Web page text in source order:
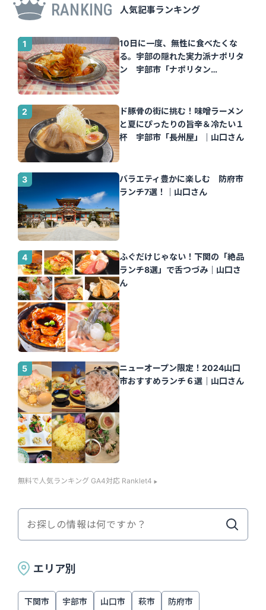
RANKING 人気記事ランキング
10日に一度、無性に食べたくな
る。宇部の隠れた実力派ナポリタ
ン 宇部市「ナポリタン
ド豚骨の街に挑む！味噌ラーメン
と夏にぴったりの旨辛＆冷たい１
杯 宇部市「長州屋」｜山口さん
バラエティ豊かに楽しむ 防府市
ランチ7選！｜山口さん
ふぐだけじゃない！下関の「絶品
ランチ8選」で舌つづみ｜山口さ
ん
ニューオープン限定！2024山口
市おすすめランチ６選｜山口さん
無料で人気ランキング GA4対応 Ranklet4
エリア別
下関市 宇部市 山口市 萩市 防府市